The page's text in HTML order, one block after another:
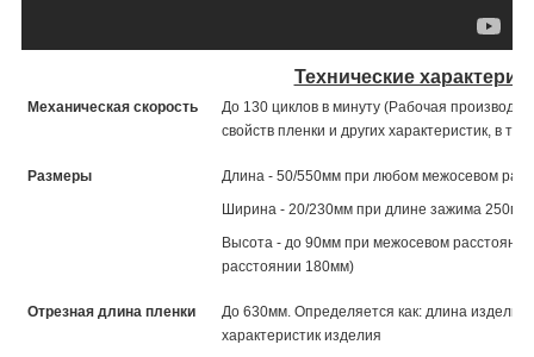
Технические
Механическая скорость
До 130 циклов в минуту (Рабочая
свойств пленки и других характеристик, в
Размеры
Длина - 50/550мм при любом межосевом
Ширина - 20/230мм при длине зажима
Высота - до 90мм при межосевом
расстоянии 180мм)
Отрезная длина пленки До 630мм. Определяется как: длина
характеристик изделия